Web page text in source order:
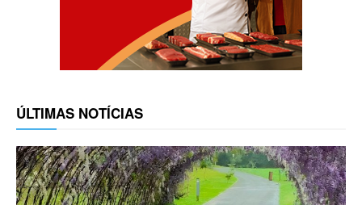
ÚLTIMAS NOTÍCIAS